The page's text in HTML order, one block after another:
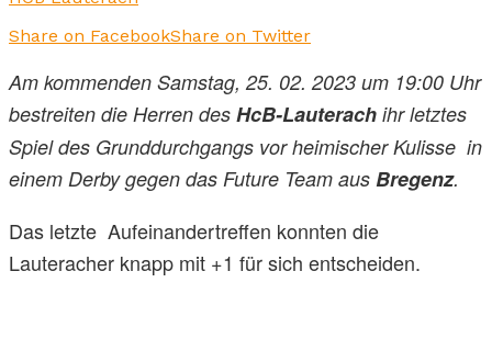
Share on FacebookShare on Twitter
Am kommenden Samstag, 25. 02. 2023 um 19:00 Uhr
bestreiten die Herren des HcB-Lauterach ihr letztes
Spiel des Grunddurchgangs vor heimischer Kulisse in
einem Derby gegen das Future Team aus Bregenz.
Das letzte Aufeinandertreffen konnten die
Lauteracher knapp mit +1 für sich entscheiden.